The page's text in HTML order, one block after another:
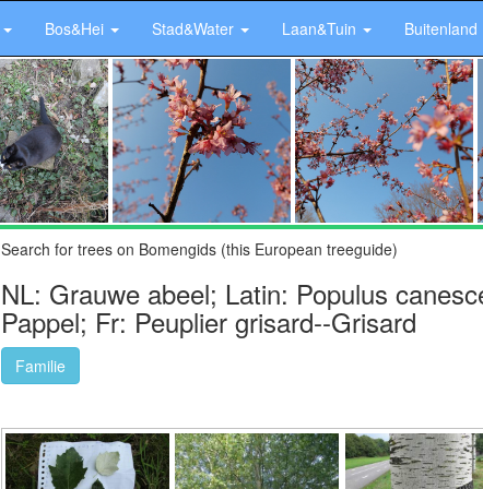
Bos&Hei Stad&Water Laan&Tuin Buitenland
Search for trees on Bomengids (this European treeguide)
NL: Grauwe abeel; Latin: Populus
Pappel; Fr: Peuplier grisard--Grisard
Familie